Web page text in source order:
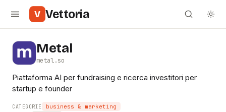
V Vettoria
Metal
metal.so
Piattaforma AI per fundraising e ricerca investitori per
startup e founder
CATEGORIE business & marketing